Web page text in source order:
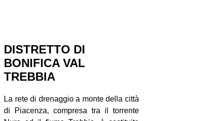
DISTRETTO DI
BONIFICA VAL
TREBBIA
La rete di drenaggio a monte della città
di Piacenza, compresa tra il torrente